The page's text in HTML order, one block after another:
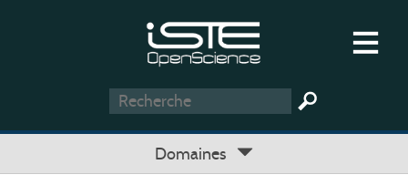
Domaines